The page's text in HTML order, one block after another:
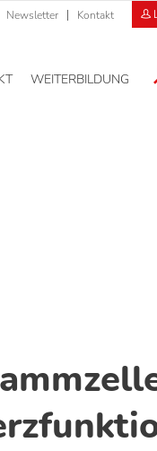
Newsletter Kontakt
WEITERBILDUNG